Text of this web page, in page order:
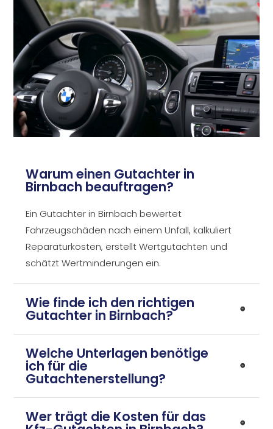
Warum einen Gutachter in
Birnbach beauftragen?
Ein Gutachter in Birnbach bewertet
Fahrzeugschäden nach einem Unfall, kalkuliert
Reparaturkosten, erstellt Wertgutachten und
schätzt Wertminderungen ein.
Wie finde ich den richtigen
Gutachter in Birnbach?
Welche Unterlagen benötige
ich für die
Gutachtenerstellung?
Wer trägt die Kosten für das